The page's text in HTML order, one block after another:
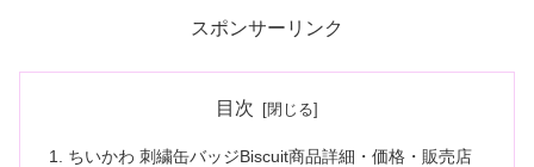
スポンサーリンク
目次
ちいかわ 刺繍缶バッジBiscuit商品詳細・価格・販売店